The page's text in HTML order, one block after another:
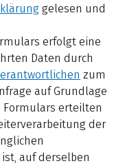
gelesen und
erfolgt eine
Daten durch
zum
auf Grundlage
Formulars erteilten
der
auf derselben